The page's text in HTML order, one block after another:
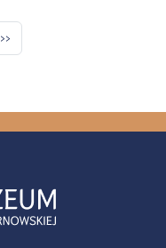
Następna strona
››